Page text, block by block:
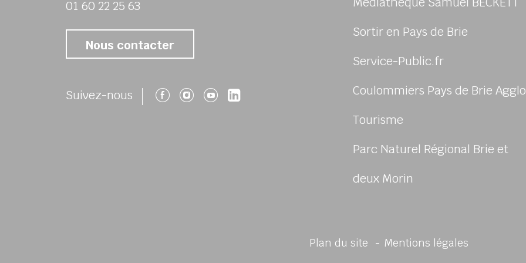
01 60 22 25 63
Nous contacter
Suivez-nous Suivez-nous sur Facebook
Suivez-nous sur Instagram
Suivez-nous sur Youtube
Suivez-nous sur Linkedin
Sortir en Pays de Brie
Service-Public.fr
Coulommiers Pays de Brie Agglo
Tourisme
Parc Naturel Régional Brie et
deux Morin
Plan du site Mentions légales